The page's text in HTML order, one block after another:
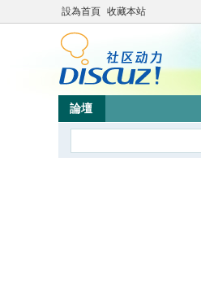
設為首頁 收藏本站
論壇